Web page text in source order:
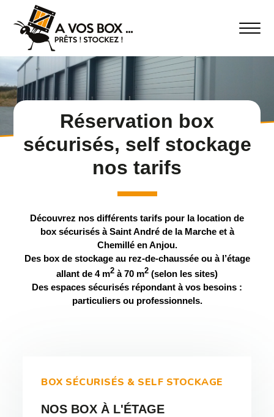
Réservation box
sécurisés, self stockage
nos tarifs
Découvrez nos différents tarifs pour la location de
box sécurisés à Saint André de la Marche et à
Chemillé en Anjou.
Des box de stockage au rez-de-chaussée ou à l’étage
allant de 4 m2 à 70 m2 (selon les sites)
Des espaces sécurisés répondant à vos besoins :
particuliers ou professionnels.
BOX SÉCURISÉS & SELF STOCKAGE
NOS BOX À L'ÉTAGE